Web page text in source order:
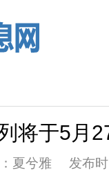
将于5月
夏兮雅 发布时